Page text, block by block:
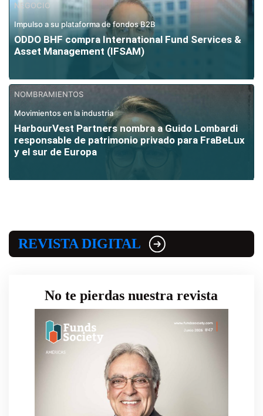
NEGOCIO
Impulso a su plataforma de fondos B2B
ODDO BHF compra International Fund Services &
Asset Management (IFSAM)
NOMBRAMIENTOS
Movimientos en la industria
HarbourVest Partners nombra a Guido Lombardi
responsable de patrimonio privado para FraBeLux
y el sur de Europa
REVISTA DIGITAL
No te pierdas nuestra revista